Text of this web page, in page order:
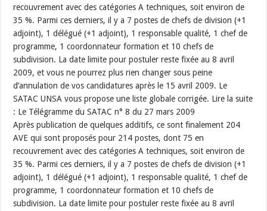
recouvrement avec des catégories A techniques, soit environ de
35 %. Parmi ces derniers, il y a 7 postes de chefs de division (+1
adjoint), 1 délégué (+1 adjoint), 1 responsable qualité, 1 chef de
programme, 1 coordonnateur formation et 10 chefs de
subdivision. La date limite pour postuler reste fixée au 8 avril
2009, et vous ne pourrez plus rien changer sous peine
d’annulation de vos candidatures après le 15 avril 2009. Le
SATAC UNSA vous propose une liste globale corrigée. Lire la suite
: Le Télégramme du SATAC n° 8 du 27 mars 2009
Après publication de quelques additifs, ce sont finalement 204
AVE qui sont proposés pour 214 postes, dont 75 en
recouvrement avec des catégories A techniques, soit environ de
35 %. Parmi ces derniers, il y a 7 postes de chefs de division (+1
adjoint), 1 délégué (+1 adjoint), 1 responsable qualité, 1 chef de
programme, 1 coordonnateur formation et 10 chefs de
subdivision. La date limite pour postuler reste fixée au 8 avril